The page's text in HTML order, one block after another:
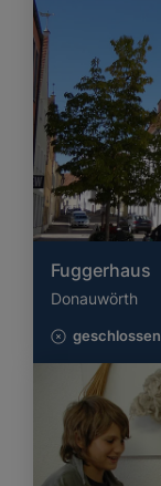
Fuggerhaus
Donauwörth
geschlossen